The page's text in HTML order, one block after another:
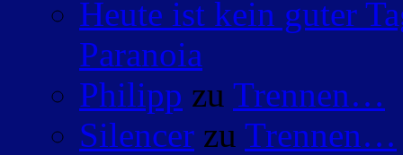
Heute ist kein guter
Paranoia
Philipp zu Trennen…
Silencer zu Trennen…